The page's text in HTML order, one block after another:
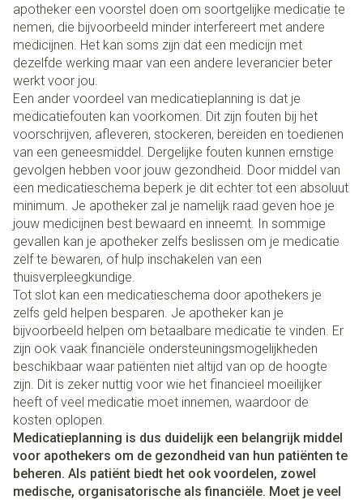
apotheker een voorstel doen om soortgelijke medicatie te
nemen, die bijvoorbeeld minder interfereert met andere
medicijnen. Het kan soms zijn dat een medicijn met
dezelfde werking maar van een andere leverancier beter
werkt voor jou.
Een ander voordeel van medicatieplanning is dat je
medicatiefouten kan voorkomen. Dit zijn fouten bij het
voorschrijven, afleveren, stockeren, bereiden en toedienen
van een geneesmiddel. Dergelijke fouten kunnen ernstige
gevolgen hebben voor jouw gezondheid. Door middel van
een medicatieschema beperk je dit echter tot een absoluut
minimum. Je apotheker zal je namelijk raad geven hoe je
jouw medicijnen best bewaard en inneemt. In sommige
gevallen kan je apotheker zelfs beslissen om je medicatie
zelf te bewaren, of hulp inschakelen van een
thuisverpleegkundige.
Tot slot kan een medicatieschema door apothekers je
zelfs geld helpen besparen. Je apotheker kan je
bijvoorbeeld helpen om betaalbare medicatie te vinden. Er
zijn ook vaak financiële ondersteuningsmogelijkheden
beschikbaar waar patiënten niet altijd van op de hoogte
zijn. Dit is zeker nuttig voor wie het financieel moeilijker
heeft of veel medicatie moet innemen, waardoor de
kosten oplopen.
Medicatieplanning is dus duidelijk een belangrijk middel
voor apothekers om de gezondheid van hun patiënten te
beheren. Als patiënt biedt het ook voordelen, zowel
medische, organisatorische als financiële. Moet je veel